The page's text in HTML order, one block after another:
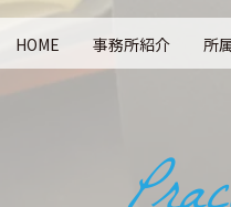
HOME 事務所紹介 所